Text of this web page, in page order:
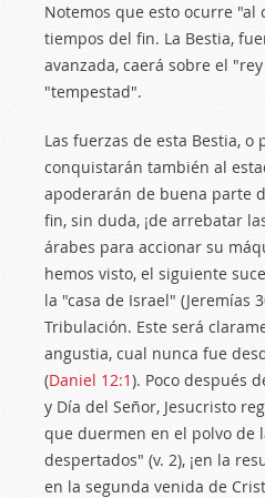
Notemos que esto ocurre "al
tiempos del fin. La Bestia,
avanzada, caerá sobre el
"tempestad".
Las fuerzas de esta Bestia, o
conquistarán también al
apoderarán de buena parte
fin, sin duda, ¡de arrebatar
árabes para accionar su
hemos visto, el siguiente
la "casa de Israel" (Jeremías
Tribulación. Este será
angustia, cual nunca fue
(Daniel 12:1). Poco después
y Día del Señor, Jesucristo
que duermen en el polvo de
despertados" (v. 2), ¡en la
en la segunda venida de